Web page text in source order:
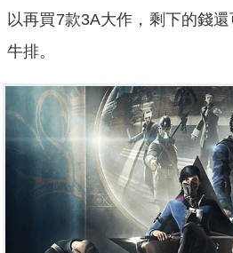
以再買7款3A大作，剩下的錢
牛排。